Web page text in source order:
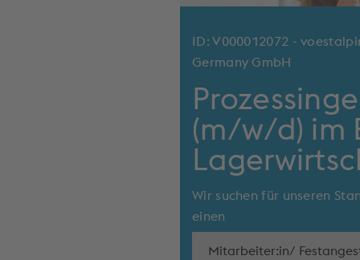
ID: V000012072 -
Germany GmbH
(m/w/d) im
Wir suchen für unseren
einen
Mitarbeiter:in/